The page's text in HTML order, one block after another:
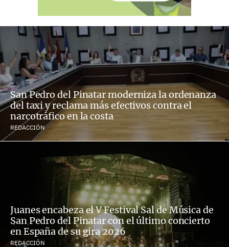
San Pedro del Pinatar moderniza la ordenanza
del taxi y reclama más efectivos contra el
narcotráfico en la costa
REDACCIÓN
Juanes encabeza el V Festival Sal de Música de
San Pedro del Pinatar con el último concierto
en España de su gira 2026
REDACCIÓN